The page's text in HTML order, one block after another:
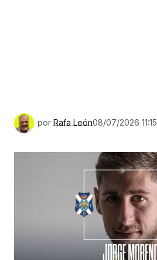
por Rafa León08/07/2026 11:15